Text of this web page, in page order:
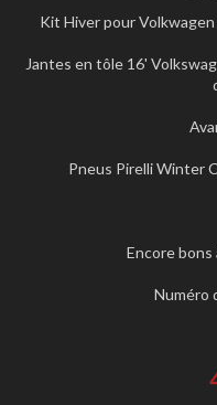
Kit Hiver pour
Jantes en tôle 16'
Pneus Pirelli Winter
Encore bons
Numéro